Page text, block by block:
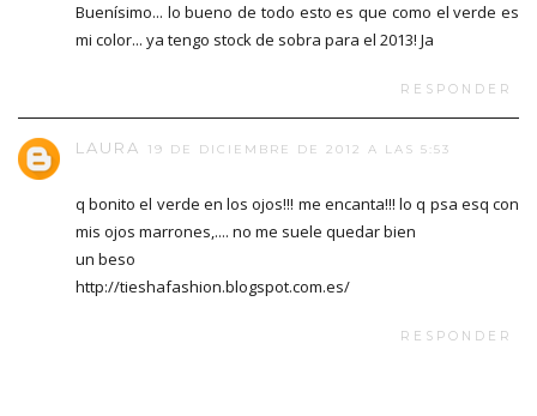
Buenísimo... lo bueno de todo esto es que como el verde es
mi color... ya tengo stock de sobra para el 2013! Ja
RESPONDER
LAURA 19 DE DICIEMBRE DE 2012 A LAS 5:53
q bonito el verde en los ojos!!! me encanta!!! lo q psa esq con
mis ojos marrones,.... no me suele quedar bien
un beso
http://tieshafashion.blogspot.com.es/
RESPONDER